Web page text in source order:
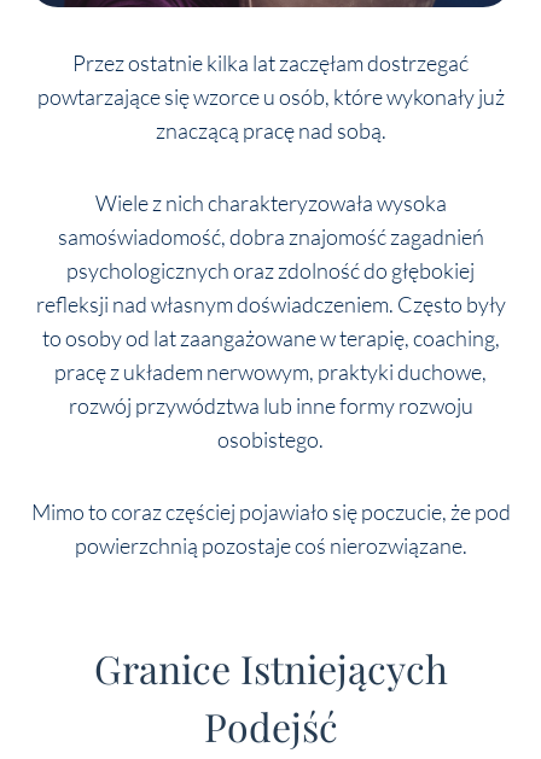
Przez ostatnie kilka lat zaczęłam dostrzegać
powtarzające się wzorce u osób, które wykonały już
znaczącą pracę nad sobą.
Wiele z nich charakteryzowała wysoka
samoświadomość, dobra znajomość zagadnień
psychologicznych oraz zdolność do głębokiej
refleksji nad własnym doświadczeniem. Często były
to osoby od lat zaangażowane w terapię, coaching,
pracę z układem nerwowym, praktyki duchowe,
rozwój przywództwa lub inne formy rozwoju
osobistego.
Mimo to coraz częściej pojawiało się poczucie, że pod
powierzchnią pozostaje coś nierozwiązane.
Granice Istniejących
Podejść